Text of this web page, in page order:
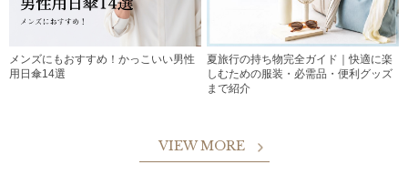
メンズにもおすすめ！かっこいい男性
用日傘14選
夏旅行の持ち物完全ガイド｜快適に楽
しむための服装・必需品・便利グッズ
まで紹介
VIEW MORE